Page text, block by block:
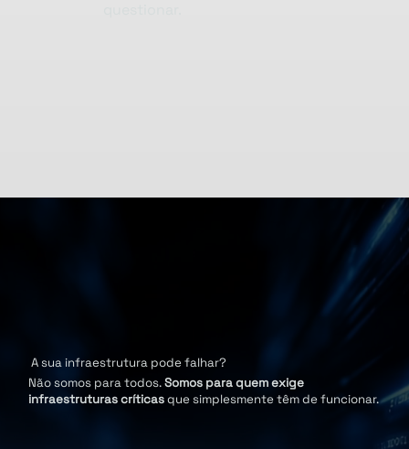
A sua infraestrutura pode falhar?
Não somos para todos.Somos para quem exige
infraestruturas críticasque simplesmente têm de funcionar.